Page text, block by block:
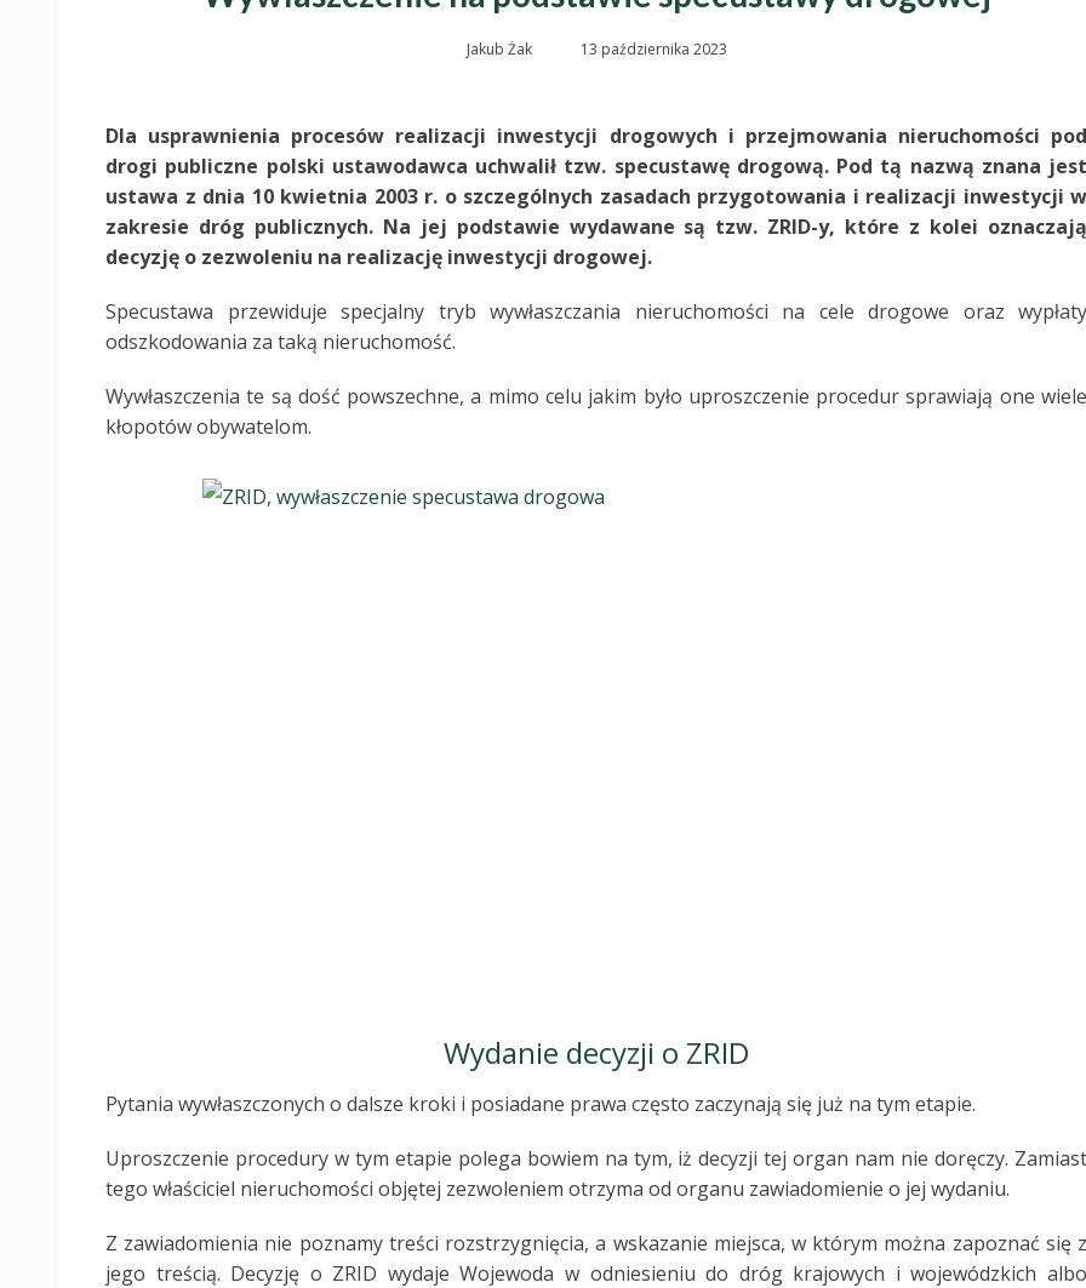
Jakub Żak 13 października 2023
Dla usprawnienia procesów realizacji inwestycji drogowych i przejmowania nieruchomości pod
drogi publiczne polski ustawodawca uchwalił tzw. specustawę drogową. Pod tą nazwą znana jest
ustawa z dnia 10 kwietnia 2003 r. o szczególnych zasadach przygotowania i realizacji inwestycji w
zakresie dróg publicznych. Na jej podstawie wydawane są tzw. ZRID-y, które z kolei oznaczają
decyzję o zezwoleniu na realizację inwestycji drogowej.
Specustawa przewiduje specjalny tryb wywłaszczania nieruchomości na cele drogowe oraz wypłaty
odszkodowania za taką nieruchomość.
Wywłaszczenia te są dość powszechne, a mimo celu jakim było uproszczenie procedur sprawiają one wiele
kłopotów obywatelom.
Wydanie decyzji o ZRID
Pytania wywłaszczonych o dalsze kroki i posiadane prawa często zaczynają się już na tym etapie.
Uproszczenie procedury w tym etapie polega bowiem na tym, iż decyzji tej organ nam nie doręczy. Zamiast
tego właściciel nieruchomości objętej zezwoleniem otrzyma od organu zawiadomienie o jej wydaniu.
Z zawiadomienia nie poznamy treści rozstrzygnięcia, a wskazanie miejsca, w którym można zapoznać się z
jego treścią. Decyzję o ZRID wydaje Wojewoda w odniesieniu do dróg krajowych i wojewódzkich albo